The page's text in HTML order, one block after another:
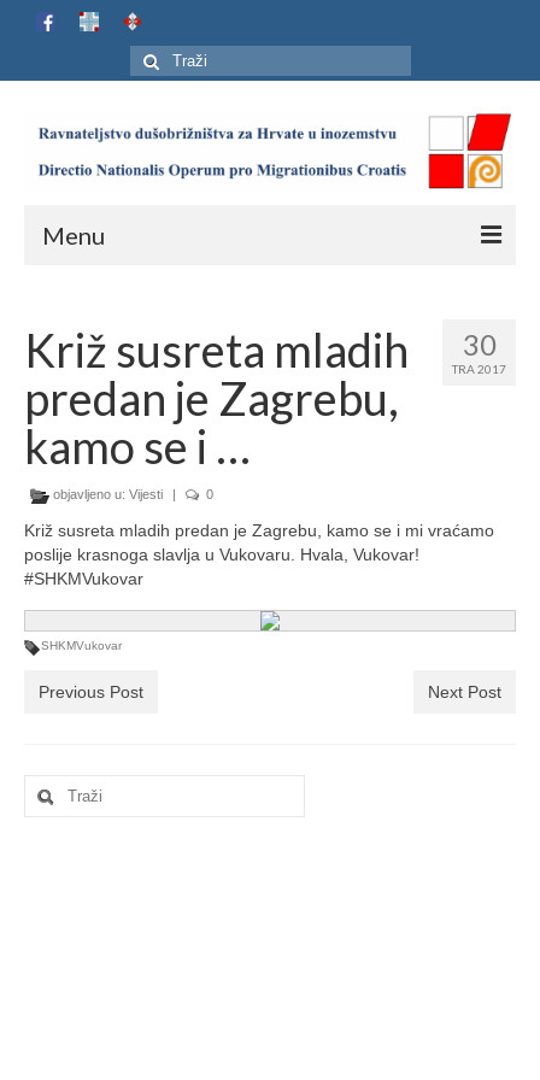
Search
for:
Menu
Ustroj
Adresar
Karta
Jubilej HIP-a
Ljetna škola
30
TRA 2017
Križ susreta mladih
predan je Zagrebu,
kamo se i …
objavljeno u: Vijesti | 0
Križ susreta mladih predan je Zagrebu, kamo se i mi vraćamo
poslije krasnoga slavlja u Vukovaru. Hvala, Vukovar!
#SHKMVukovar
SHKMVukovar
Previous Post Next Post
Search
for: